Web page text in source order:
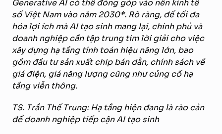
Generative AI có thể đóng góp vào nền kinh tế
số Việt Nam vào năm 2030*. Rõ ràng, để tối đa
hóa lợi ích mà AI tạo sinh mang lại, chính phủ và
doanh nghiệp cần tập trung tìm lời giải cho việc
xây dựng hạ tầng tính toán hiệu năng lớn, bao
gồm đầu tư sản xuất chip bán dẫn, chính sách về
giá điện, giá năng lượng cũng như củng cố hạ
tầng viễn thông.
TS. Trần Thế Trung: Hạ tầng hiện đang là rào cản
để doanh nghiệp tiếp cận AI tạo sinh